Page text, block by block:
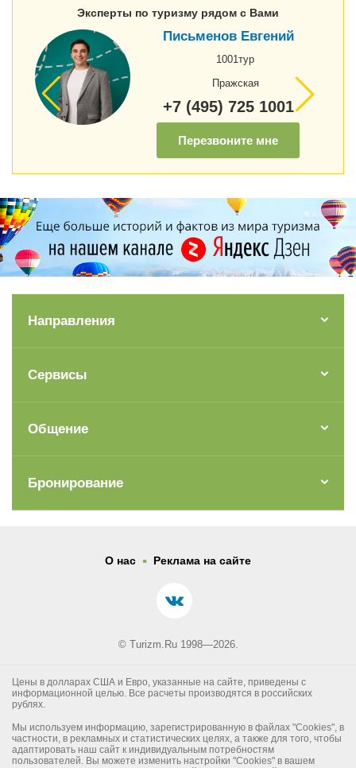
Эксперты по туризму рядом с Вами
Письменов Евгений
1001тур
Пражская
+7 (495) 725 1001
Перезвоните мне
Направления
Сервисы
Общение
Бронирование
О нас . Реклама на сайте
© Turizm.Ru 1998—2026.
Цены в долларах США и Евро, указанные на сайте, приведены с
информационной целью. Все расчеты производятся в российских
рублях.
Мы используем информацию, зарегистрированную в файлах "Cookies", в
частности, в рекламных и статистических целях, а также для того, чтобы
адаптировать наш сайт к индивидуальным потребностям
пользователей. Вы можете изменить настройки "Cookies" в вашем